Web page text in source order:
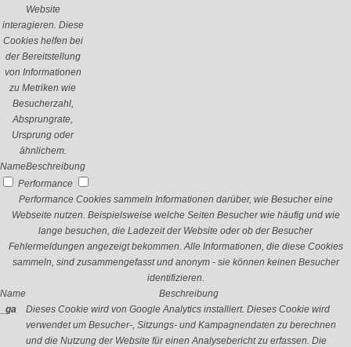
Website
interagieren. Diese
Cookies helfen bei
der Bereitstellung
von Informationen
zu Metriken wie
Besucherzahl,
Absprungrate,
Ursprung oder
ähnlichem.
NameBeschreibung
Performance
Performance Cookies sammeln Informationen darüber, wie Besucher eine
Webseite nutzen. Beispielsweise welche Seiten Besucher wie häufig und wie
lange besuchen, die Ladezeit der Website oder ob der Besucher
Fehlermeldungen angezeigt bekommen. Alle Informationen, die diese Cookies
sammeln, sind zusammengefasst und anonym - sie können keinen Besucher
identifizieren.
Name
Beschreibung
_ga
Dieses Cookie wird von Google Analytics installiert. Dieses Cookie wird
verwendet um Besucher-, Sitzungs- und Kampagnendaten zu berechnen
und die Nutzung der Website für einen Analysebericht zu erfassen. Die